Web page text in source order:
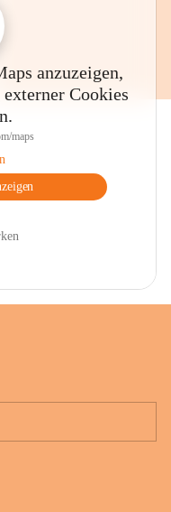
anzuzeigen,
Cookies
maps